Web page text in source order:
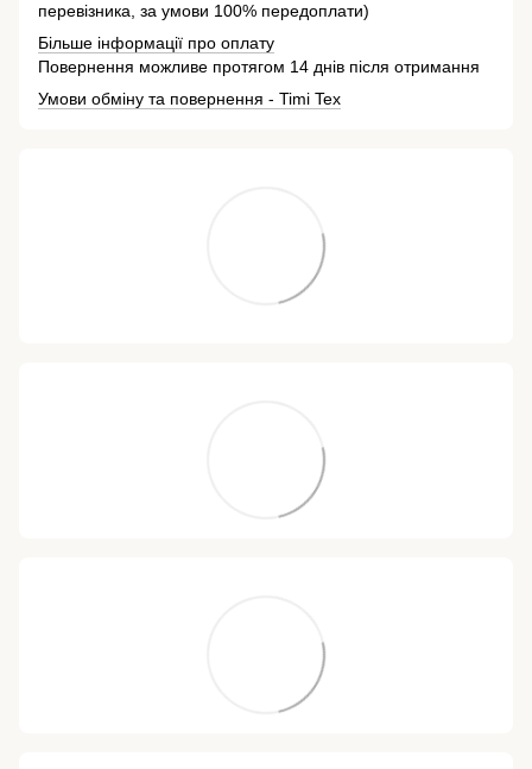
перевізника, за умови 100% передоплати)
Більше інформації про оплату
Повернення можливе протягом 14 днів після отримання
Умови обміну та повернення - Timi Tex